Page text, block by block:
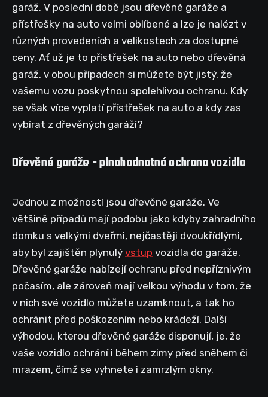
garáž. V poslední době jsou dřevěné garáže a
přístřešky na auto velmi oblíbené a lze je nalézt v
různých provedeních a velikostech za dostupné
ceny. Ať už je to přístřešek na auto nebo dřevěná
garáž, v obou případech si můžete být jistý, že
vašemu vozu poskytnou spolehlivou ochranu. Kdy
se však více vyplatí přístřešek na auto a kdy zas
vybírat z dřevěných garáží?
Dřevěné garáže - plnohodnotná ochrana vozidla
Jednou z možností jsou dřevěné garáže. Ve
většině případů mají podobu jako kdyby zahradního
domku s velkými dveřmi, nejčastěji dvoukřídlými,
aby byl zajištěn plynulý vstup vozidla do garáže.
Dřevěné garáže nabízejí ochranu před nepříznivým
počasím, ale zároveň mají velkou výhodu v tom, že
v nich své vozidlo můžete uzamknout, a tak ho
ochránit před poškozením nebo krádeží. Další
výhodou, kterou dřevěné garáže disponují, je, že
vaše vozidlo ochrání i během zimy před sněhem či
mrazem, čímž se vyhnete i zamrzlým okny.